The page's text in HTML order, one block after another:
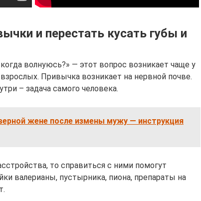
и перестать кусать губы и
волнуюсь?» — этот вопрос возникает чаще у
Привычка возникает на нервной почве.
– задача самого человека.
жене после измены мужу — инструкция
то справиться с ними помогут
валерианы, пустырника, пиона, препараты на